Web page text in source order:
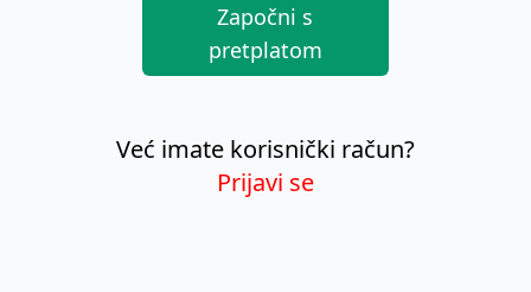
Započni s
pretplatom
Već imate korisnički račun?
Prijavi se